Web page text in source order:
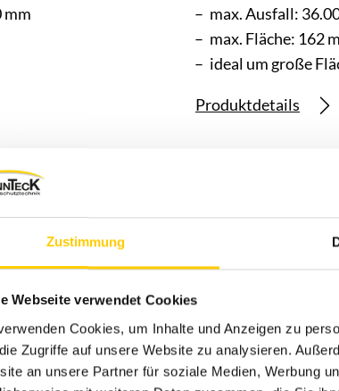
Zustimmung
Webseite verwendet Cookies
Cookies, um Inhalte und Anzeigen zu
Zugriffe auf unsere Website zu analysieren.
an unsere Partner für soziale Medien, Werbung
mm
max. Ausfall:
max. Fläche: 162
ideal um große
Produktdetails